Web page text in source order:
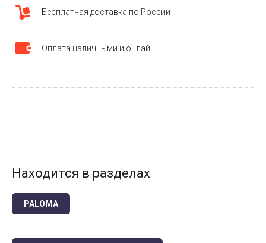
Бесплатная доставка по России
Оплата наличными и онлайн
Находится в разделах
PALOMA